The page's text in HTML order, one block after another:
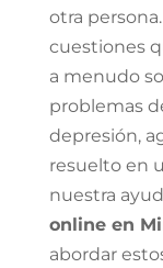
otra
cuestiones
a menudo
problemas
depresión,
resuelto en
nuestra
online en
abordar